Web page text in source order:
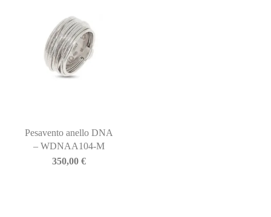
Pesavento anello DNA
– WDNAA104-M
350,00 €